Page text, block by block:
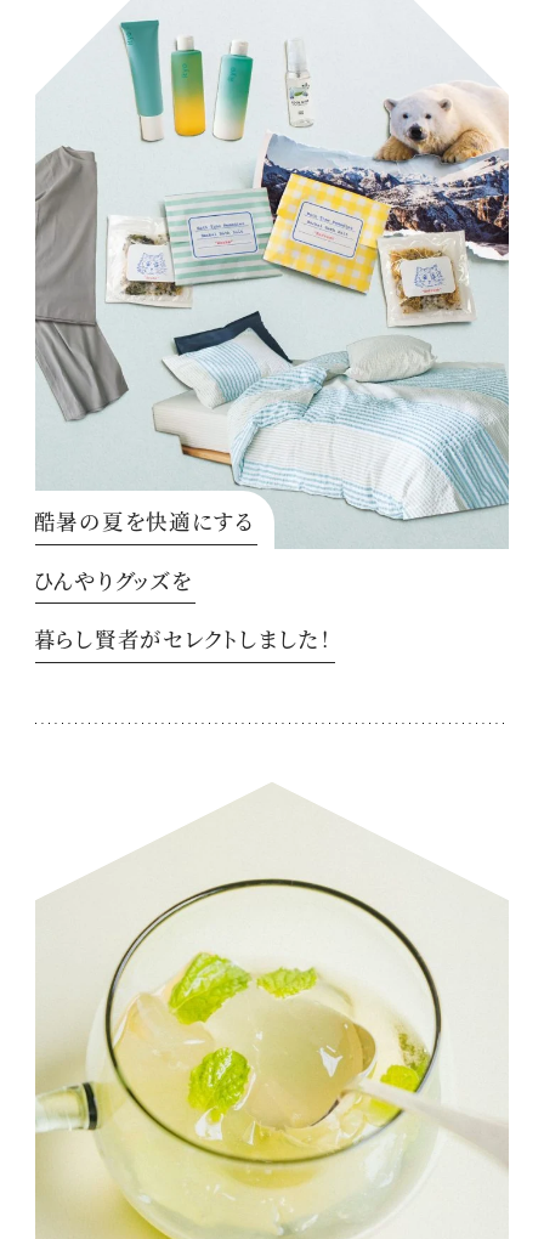
酷暑の夏を快適にする
ひんやりグッズを
暮らし賢者がセレクトしました！